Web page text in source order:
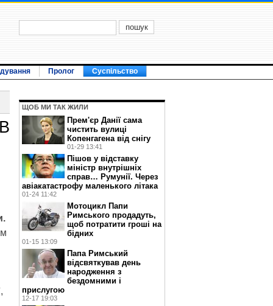
Пролог Суспільство
ЩОБ МИ ТАК ЖИЛИ
Прем'єр Данії сама
чистить вулиці
Копенгагена від снігу
01-29 13:41
Пішов у відставку
міністр внутрішніх
справ… Румунії. Через
авіакатастрофу маленького літака
01-24 11:42
Мотоцикл Папи
Римського продадуть,
щоб потратити гроші на
бідних
01-15 13:09
Папа Римський
відсвяткував день
народження з
бездомними і
прислугою
12-17 19:03